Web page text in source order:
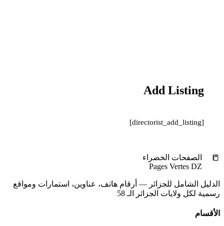
Add Listing
[directorist_add_listing]
📒
الصفحات الخضراء
Pages Vertes DZ
الدليل الشامل للجزائر — أرقام هاتف، عناوين، استمارات ومواقع
رسمية لكل ولايات الجزائر الـ 58
الأقسام